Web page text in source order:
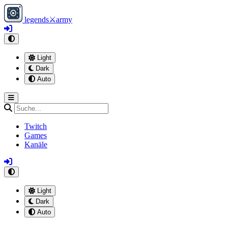
legends⚔army
Light
Dark
Auto
Twitch
Games
Kanäle
Light
Dark
Auto